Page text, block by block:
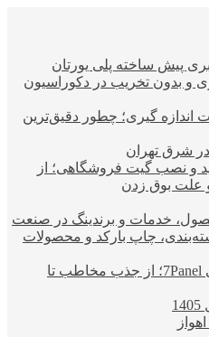
پیش ساخته پلی یورتان
و بدون تخریب در دکوراسیون
اندازه گیری؛ چطور دقیق‌ترین
شرق تهران
و نصب گیت فروشگاهی؛ از
علت بوق زدن
خدمات و برندینگ در صنعت
چاپ بارکد و محصولات
خدمات شبکه‌های اجتماعی 7Panel؛ از جذب مخاطب تا